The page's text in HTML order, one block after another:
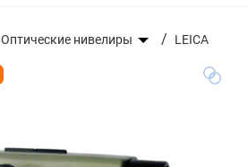
Оптические нивелиры LEICA